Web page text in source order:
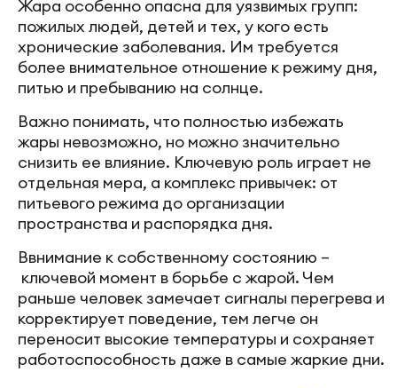
Жара особенно опасна для уязвимых групп:
пожилых людей, детей и тех, у кого есть
хронические заболевания. Им требуется
более внимательное отношение к режиму дня,
питью и пребыванию на солнце.
Важно понимать, что полностью избежать
жары невозможно, но можно значительно
снизить ее влияние. Ключевую роль играет не
отдельная мера, а комплекс привычек: от
питьевого режима до организации
пространства и распорядка дня.
Ввнимание к собственному состоянию –
ключевой момент в борьбе с жарой. Чем
раньше человек замечает сигналы перегрева и
корректирует поведение, тем легче он
переносит высокие температуры и сохраняет
работоспособность даже в самые жаркие дни.